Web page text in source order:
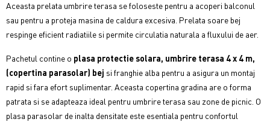
Aceasta prelata umbrire terasa se foloseste pentru a acoperi balconul
sau pentru a proteja masina de caldura excesiva. Prelata soare bej
respinge eficient radiatiile si permite circulatia naturala a fluxului de aer.
Pachetul contine o plasa protectie solara, umbrire terasa 4 x 4 m,
(copertina parasolar) bej si franghie alba pentru a asigura un montaj
rapid si fara efort suplimentar. Aceasta copertina gradina are o forma
patrata si se adapteaza ideal pentru umbrire terasa sau zone de picnic. O
plasa parasolar de inalta densitate este esentiala pentru confortul